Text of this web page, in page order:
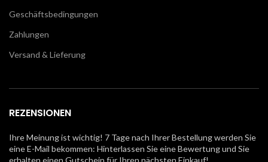
Geschäftsbedingungen
Zahlungen
Versand & Lieferung
REZENSIONEN
Ihre Meinung ist wichtig! 7 Tage nach Ihrer Bestellung werden Sie
eine E-Mail bekommen: Hinterlassen Sie eine Bewertung und Sie